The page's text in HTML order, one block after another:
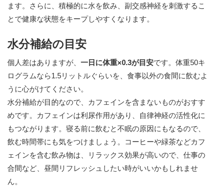
ます。さらに、積極的に水を飲み、副交感神経を刺激するこ
とで健康な状態をキープしやすくなります。
水分補給の目安
個人差はありますが、 一日に体重×0.3が目安です。体重50キ
ログラムなら1.5リットルぐらいを、食事以外の食間に飲むよ
うに心がけてください。
水分補給が目的なので、カフェインを含まないものがおすす
めです。カフェインは利尿作用があり、自律神経の活性化に
もつながります。寝る前に飲むと不眠の原因にもなるので、
飲む時間帯にも気をつけましょう。コーヒーや緑茶などカフ
ェインを含む飲み物は、リラックス効果が高いので、仕事の
合間など、昼間リフレッシュしたい時がいいかもしれませ
ん。